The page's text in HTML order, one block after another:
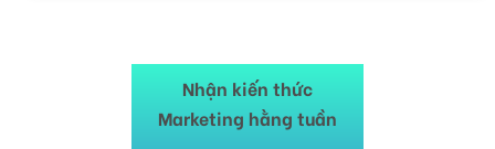
Nhận kiến thức
Marketing hằng tuần